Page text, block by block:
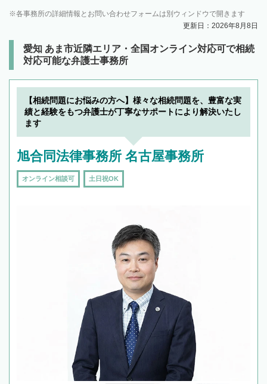
各事務所の詳細情報とお問い合わせフォームは別ウィンドウで開きます
更新日：2026年8月8日
愛知 あま市近隣エリア・全国オンライン対応可で相続
対応可能な弁護士事務所
【相続問題にお悩みの方へ】様々な相続問題を、豊富な実
績と経験をもつ弁護士が丁寧なサポートにより解決いたし
ます
旭合同法律事務所 名古屋事務所
オンライン相談可 土日祝OK